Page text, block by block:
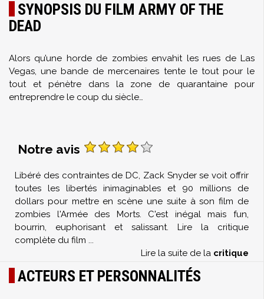
SYNOPSIS DU FILM ARMY OF THE
DEAD
Alors qu’une horde de zombies envahit les rues de Las
Vegas, une bande de mercenaires tente le tout pour le
tout et pénètre dans la zone de quarantaine pour
entreprendre le coup du siècle…
Notre avis
Libéré des contraintes de DC, Zack Snyder se voit offrir
toutes les libertés inimaginables et 90 millions de
dollars pour mettre en scène une suite à son film de
zombies l'Armée des Morts. C'est inégal mais fun,
bourrin, euphorisant et salissant. Lire la critique
complète du film ...
Lire la suite de la critique
ACTEURS ET PERSONNALITÉS